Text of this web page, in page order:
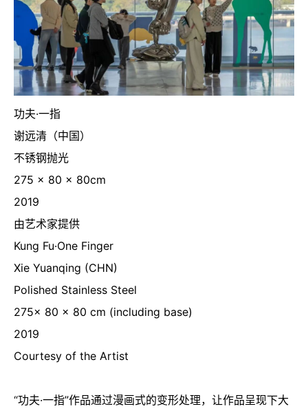
功夫·一指
谢远清（中国）
不锈钢抛光
275 x 80 x 80cm
2019
由艺术家提供
Kung Fu·One Finger
Xie Yuanqing (CHN)
Polished Stainless Steel
275x 80 x 80 cm (including base)
2019
Courtesy of the Artist
“功夫·一指”作品通过漫画式的变形处理，让作品呈现下大